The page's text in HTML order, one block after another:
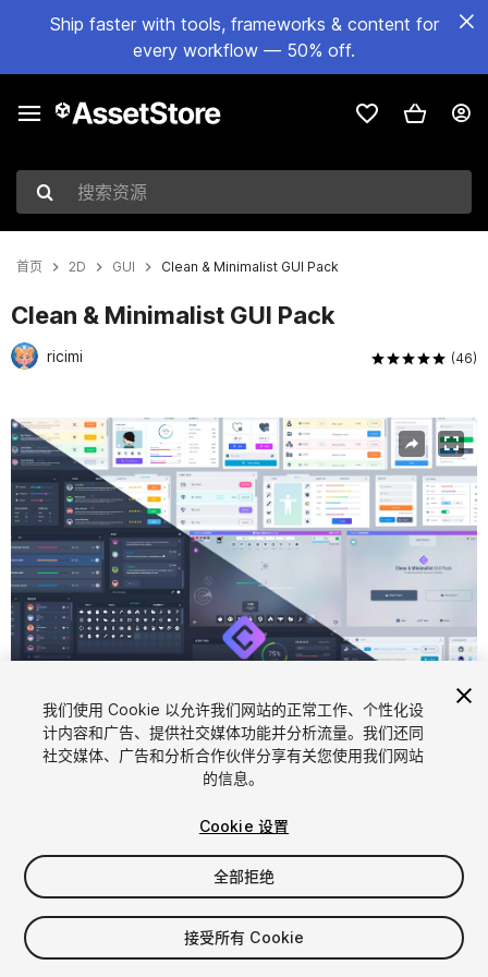
Ship faster with tools, frameworks & content for
every workflow — 50% off.
搜索资源
首页 2D GUI Clean & Minimalist GUI Pack
Clean & Minimalist GUI Pack
ricimi (46)
当前幻灯片：1 / 48
1/48
$69.99
增值税将在结算时计算
我们使用 Cookie 以允许我们网站的正常工作、个性化设
计内容和广告、提供社交媒体功能并分析流量。我们还同
社交媒体、广告和分析合作伙伴分享有关您使用我们网站
的信息。
Cookie 设置
全部拒绝
接受所有 Cookie